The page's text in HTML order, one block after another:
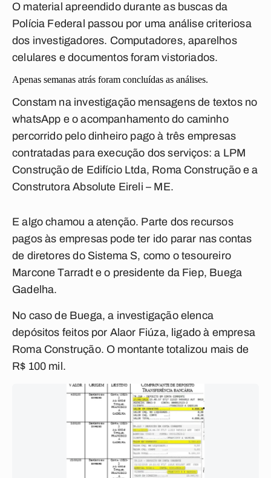
O material apreendido durante as buscas da
Polícia Federal passou por uma análise criteriosa
dos investigadores. Computadores, aparelhos
celulares e documentos foram vistoriados.
Apenas semanas atrás foram concluídas as análises.
Constam na investigação mensagens de textos no
whatsApp e o acompanhamento do caminho
percorrido pelo dinheiro pago à três empresas
contratadas para execução dos serviços: a LPM
Construção de Edifício Ltda, Roma Construção e a
Construtora Absolute Eireli – ME.
E algo chamou a atenção. Parte dos recursos
pagos às empresas pode ter ido parar nas contas
de diretores do Sistema S, como o tesoureiro
Marcone Tarradt e o presidente da Fiep, Buega
Gadelha.
No caso de Buega, a investigação elenca
depósitos feitos por Alaor Fiúza, ligado à empresa
Roma Construção. O montante totalizou mais de
R$ 100 mil.